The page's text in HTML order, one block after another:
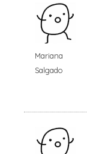
Mariana
Salgado